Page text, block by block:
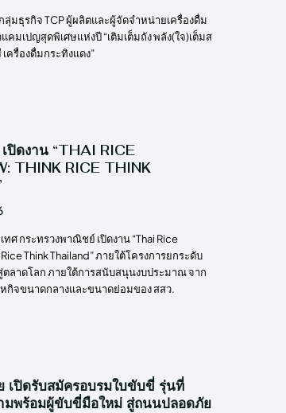
ลุ่มธุรกิจ TCP ผู้ผลิตและผู้จัดจำหน่ายเครื่องดื่ม
แคมเปญสุดพิเศษแห่งปี “เติมเต็มถัง พลัง(ใจ)เต็มส
ครื่องดื่มกระทิงแดง”
ปิดงาน “THAI RICE
THINK RICE THINK
ทศ กระทรวงพาณิชย์ เปิดงาน “Thai Rice
Think Thailand” ภายใต้โครงการยกระดับ
ตลาดโลก ภายใต้การสนับสนุนงบประมาณ จาก
กิจขนาดกลางและขนาดย่อมของ สสว.
เปิดรับสมัครอบรมใบขับขี่ รุ่นที่
มพร้อมผู้ขับขี่มือใหม่ สู่ถนนปลอดภัย